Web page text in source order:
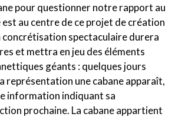
pour questionner notre rapport au
est au centre de ce projet de création
concrétisation spectaculaire durera
et mettra en jeu des éléments
géants : quelques jours
représentation une cabane apparaît,
information indiquant sa
prochaine. La cabane appartient